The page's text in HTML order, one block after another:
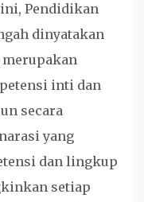
Pendidikan
dinyatakan
merupakan
inti dan
secara
yang
dan lingkup
setiap